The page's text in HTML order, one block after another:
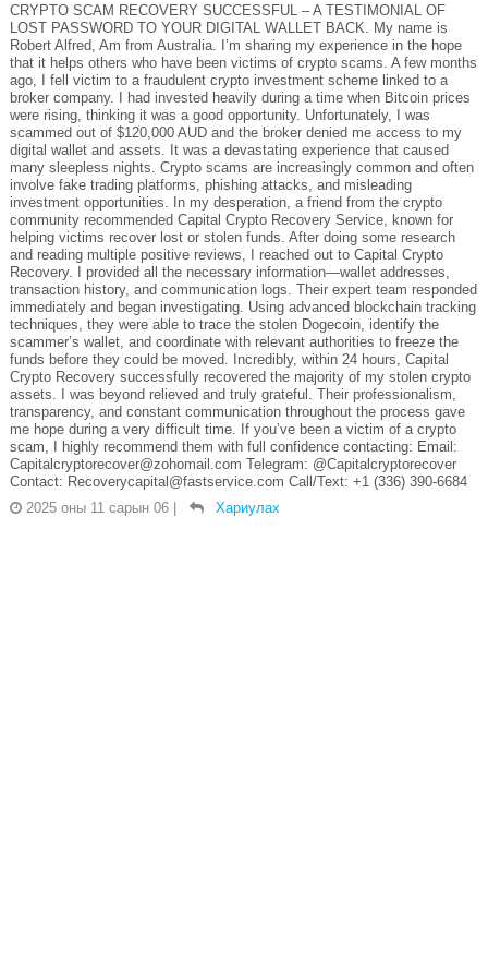
CRYPTO SCAM RECOVERY SUCCESSFUL – A TESTIMONIAL OF
LOST PASSWORD TO YOUR DIGITAL WALLET BACK. My name is
Robert Alfred, Am from Australia. I’m sharing my experience in the hope
that it helps others who have been victims of crypto scams. A few months
ago, I fell victim to a fraudulent crypto investment scheme linked to a
broker company. I had invested heavily during a time when Bitcoin prices
were rising, thinking it was a good opportunity. Unfortunately, I was
scammed out of $120,000 AUD and the broker denied me access to my
digital wallet and assets. It was a devastating experience that caused
many sleepless nights. Crypto scams are increasingly common and often
involve fake trading platforms, phishing attacks, and misleading
investment opportunities. In my desperation, a friend from the crypto
community recommended Capital Crypto Recovery Service, known for
helping victims recover lost or stolen funds. After doing some research
and reading multiple positive reviews, I reached out to Capital Crypto
Recovery. I provided all the necessary information—wallet addresses,
transaction history, and communication logs. Their expert team responded
immediately and began investigating. Using advanced blockchain tracking
techniques, they were able to trace the stolen Dogecoin, identify the
scammer’s wallet, and coordinate with relevant authorities to freeze the
funds before they could be moved. Incredibly, within 24 hours, Capital
Crypto Recovery successfully recovered the majority of my stolen crypto
assets. I was beyond relieved and truly grateful. Their professionalism,
transparency, and constant communication throughout the process gave
me hope during a very difficult time. If you’ve been a victim of a crypto
scam, I highly recommend them with full confidence contacting: Email:
Capitalcryptorecover@zohomail.com Telegram: @Capitalcryptorecover
Contact: Recoverycapital@fastservice.com Call/Text: +1 (336) 390-6684
2025 оны 11 сарын 06 | Хариулах